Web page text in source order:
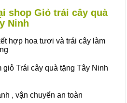
shop Giỏ trái cây quà
Ninh
hợp hoa tươi và trái cây làm
Trái cây quà tặng Tây Ninh
, vận chuyển an toàn